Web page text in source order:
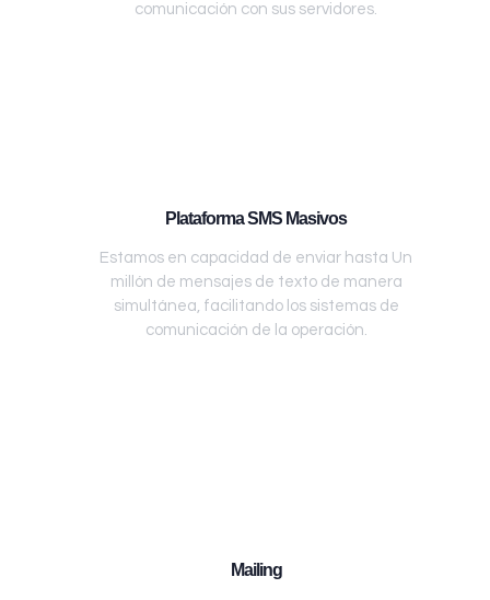
comunicación con sus servidores.
Plataforma SMS Masivos
Estamos en capacidad de enviar hasta Un
millón de mensajes de texto de manera
simultánea, facilitando los sistemas de
comunicación de la operación.
Mailing